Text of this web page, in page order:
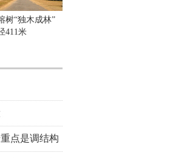
树“独木成林”
411米
点是调结构